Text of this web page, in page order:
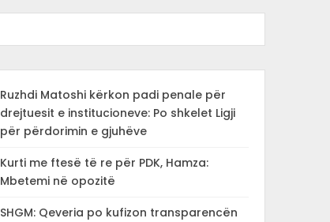
Ruzhdi Matoshi kërkon padi penale për
drejtuesit e institucioneve: Po shkelet Ligji
për përdorimin e gjuhëve
Kurti me ftesë të re për PDK, Hamza:
Mbetemi në opozitë
SHGM: Qeveria po kufizon transparencën